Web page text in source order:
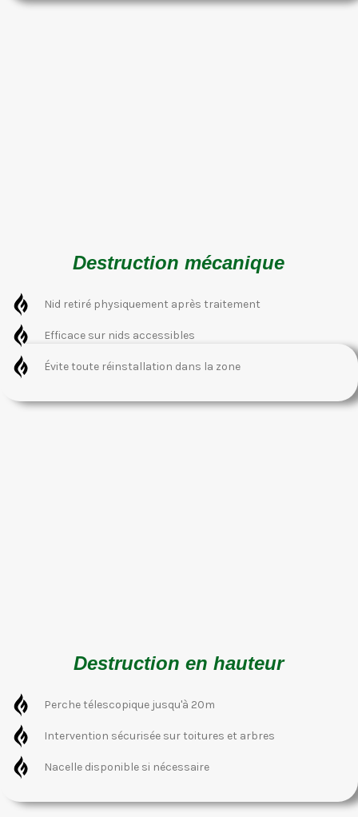
Destruction mécanique
Nid retiré physiquement après traitement
Efficace sur nids accessibles
Évite toute réinstallation dans la zone
Destruction en hauteur
Perche télescopique jusqu'à 20m
Intervention sécurisée sur toitures et arbres
Nacelle disponible si nécessaire